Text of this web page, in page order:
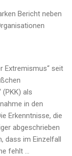
Bericht neben
Extremismus“ seit
als
in den
Erkenntnisse, die
abgeschrieben
dass im Einzelfall
fehlt …